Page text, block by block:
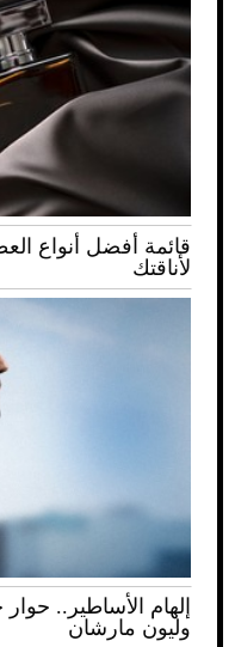
قائمة أفضل أنواع
لأناقتك
إلهام الأساطير..
وليون مارشان